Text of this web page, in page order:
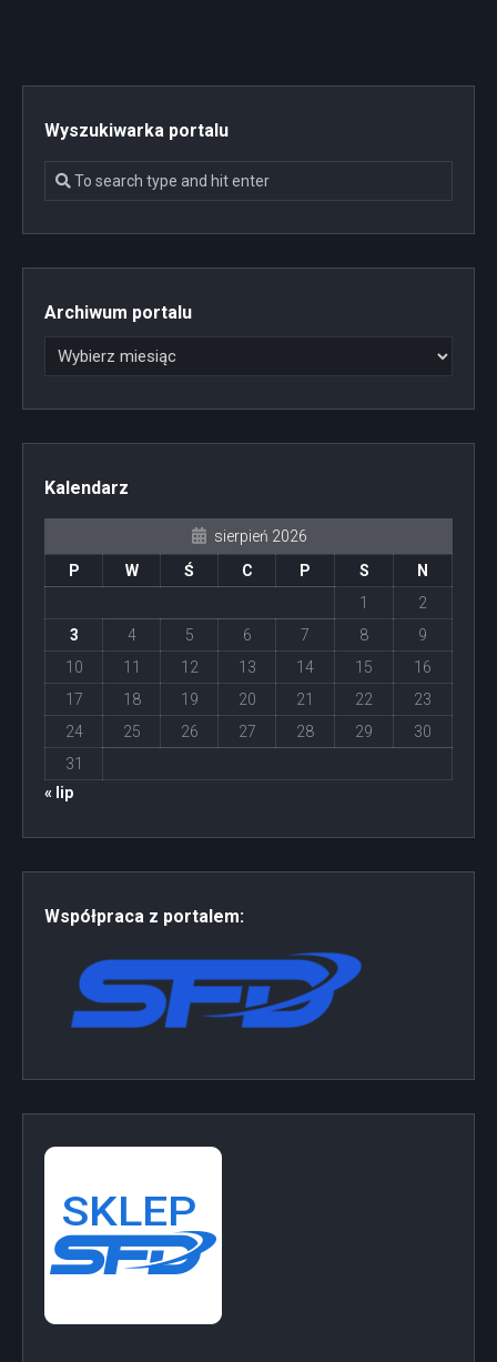
Wyszukiwarka portalu
Archiwum portalu
Kalendarz
sierpień 2026
P
W Ś C P S
N
1
2
3
4 5 6 7 8
9
10
11 12 13 14 15
16
17
18 19 20 21 22
23
24
25 26 27 28 29
30
31
« lip
Współpraca z portalem: